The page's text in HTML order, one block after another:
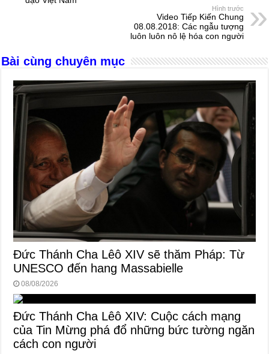
Hình trước
Video Tiếp Kiến Chung
08.08.2018: Các ngẫu tượng
luôn luôn nô lệ hóa con người
Bài cùng chuyên mục
Đức Thánh Cha Lêô XIV sẽ thăm Pháp: Từ
UNESCO đến hang Massabielle
08/08/2026
Đức Thánh Cha Lêô XIV: Cuộc cách mạng
của Tin Mừng phá đổ những bức tường ngăn
cách con người